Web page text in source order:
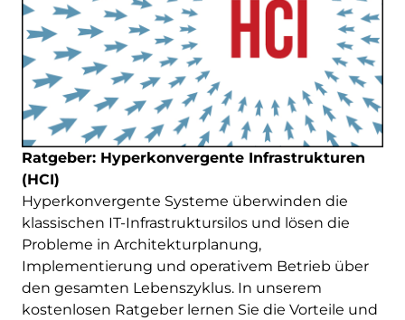
Ratgeber: Hyperkonvergente Infrastrukturen
(HCI)
Hyperkonvergente Systeme überwinden die
klassischen IT-Infrastruktursilos und lösen die
Probleme in Architekturplanung,
Implementierung und operativem Betrieb über
den gesamten Lebenszyklus. In unserem
kostenlosen Ratgeber lernen Sie die Vorteile und